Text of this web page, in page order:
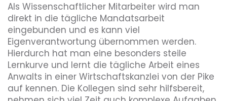
Benefits, die dieser Arbeitgeber bietet
Coaching Familienunterstützung Home Office
Als Wissenschaftlicher Mitarbeiter wird man
direkt in die tägliche Mandatsarbeit
eingebunden und es kann viel
Eigenverantwortung übernommen werden.
Hierdurch hat man eine besonders steile
Lernkurve und lernt die tägliche Arbeit eines
Anwalts in einer Wirtschaftskanzlei von der Pike
auf kennen. Die Kollegen sind sehr hilfsbereit,